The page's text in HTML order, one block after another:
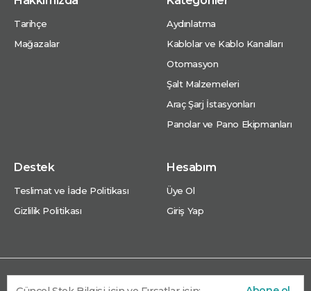
Tarihçe
Mağazalar
Aydınlatma
Kablolar ve Kablo Kanalları
Otomasyon
Şalt Malzemeleri
Araç Şarj İstasyonları
Panolar ve Pano Ekipmanları
Destek
Teslimat ve İade Politikası
Gizlilik Politikası
Hesabım
Üye Ol
Giriş Yap